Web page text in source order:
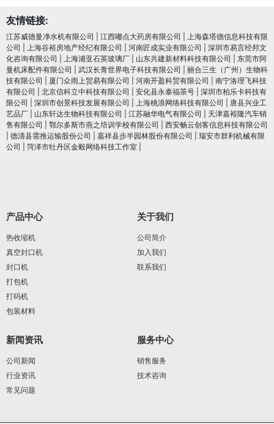
友情链接:
江苏威德曼净水机有限公司 江西嘟点大药房有限公司
上海森塔德信息科技有限
公司
上海谷裕房地产经纪有限公司 河南匠成实业有限公司
深圳市易言经邦文
化咨询有限公司
上海浦亚石英玻璃厂 山东共建新材料科技有限公司
东莞市阿
曼机床配件有限公司
武汉长青世界电子科技有限公司
丽合三生（广州）生物科
技有限公司
厦门众雨上贸易有限公司 河南开盈科贸有限公司
南宁洛理飞科技
有限公司
北京信科立中科技有限公司 安化县永泰福茶号
深圳市柏乐卡科技有
限公司
深圳市创景科技发展有限公司 上海桃浪网络科技有限公司
唐县兴业工
艺品厂
山东轩达生物科技有限公司 江苏融华电气有限公司
天津嘉裕隆汽车销
售有限公司
鄂尔多斯市燕之培训学校有限公司
西安畅云创客信息科技有限公司
德清县需推运输股份公司 嘉祥县步半园林股份有限公司
瑞安市群利机械有限
公司
菏泽市牡丹区金毅网络科技工作室
产品中心
热收缩机
真空封口机
封口机
打包机
打码机
包装材料
关于我们
公司简介
加入我们
联系我们
新闻资讯
公司新闻
行业资讯
常见问题
服务中心
销售服务
技术咨询